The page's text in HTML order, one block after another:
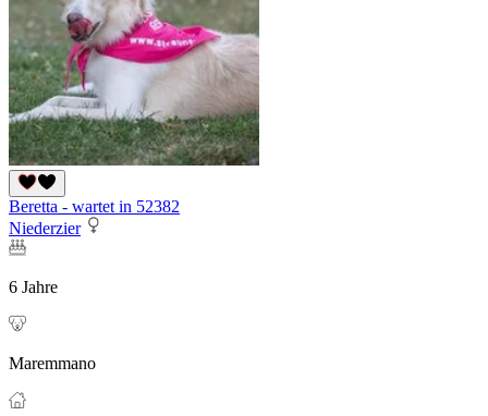
Beretta - wartet in 52382
Niederzier
6 Jahre
Maremmano